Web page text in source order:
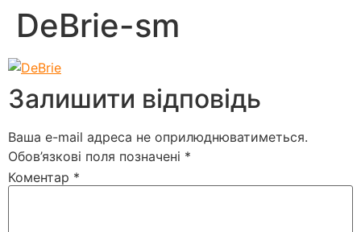
DeBrie-sm
Залишити відповідь
Ваша e-mail адреса не оприлюднюватиметься.
Обов’язкові поля позначені *
Коментар *